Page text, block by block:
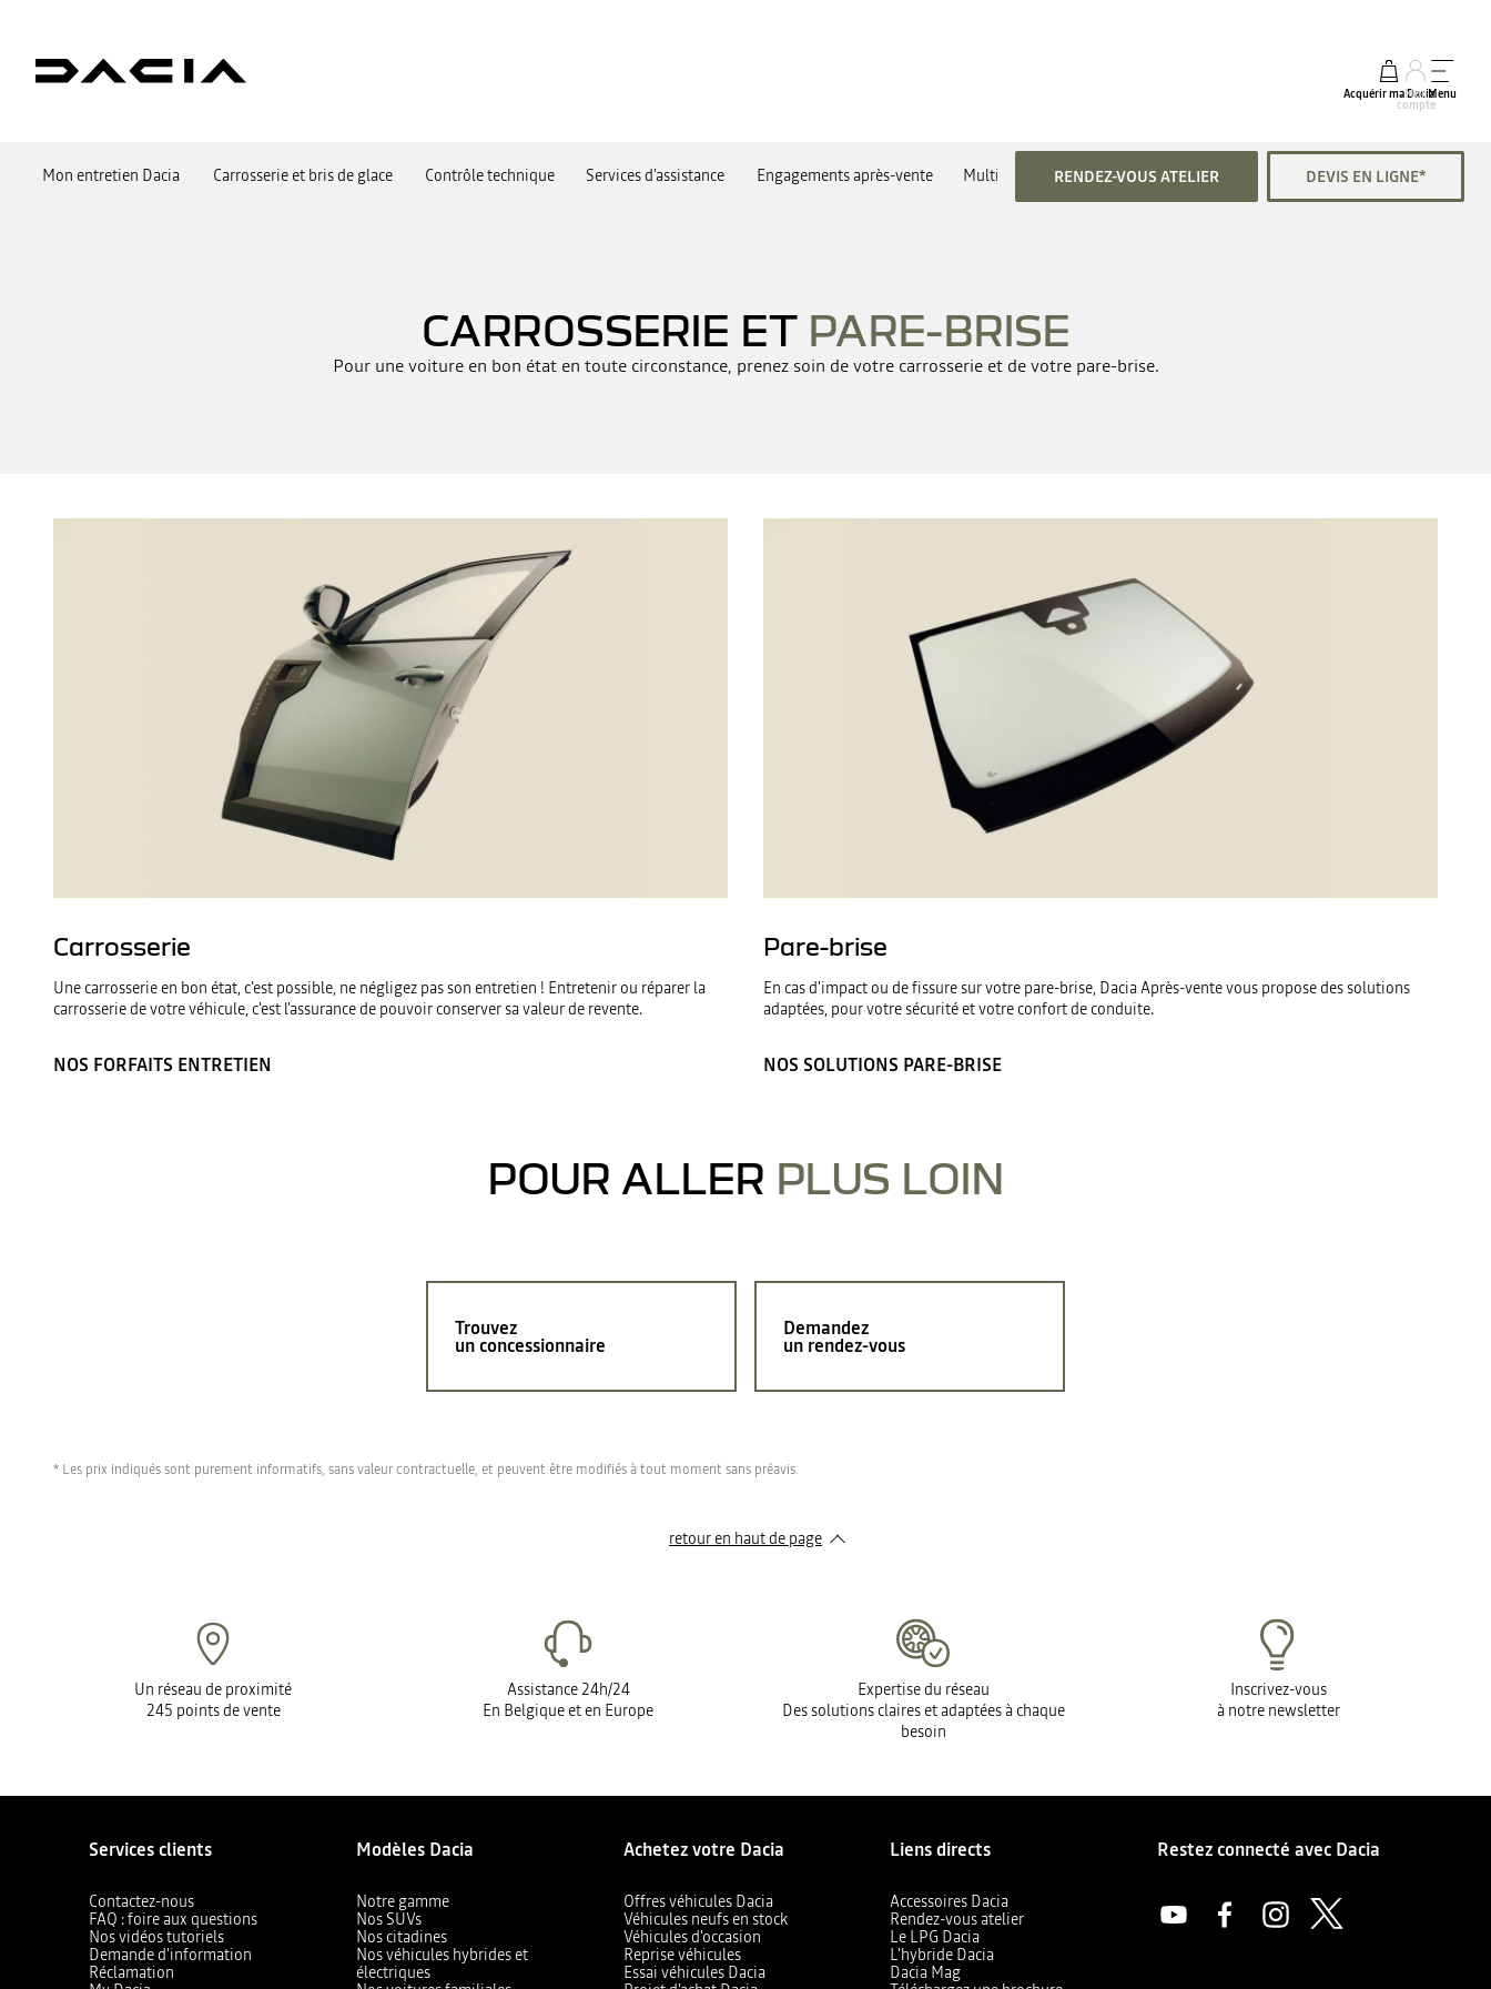
Acquérir ma Dacia
Mon
compte
Menu
Mon entretien Dacia Carrosserie et bris de glace Contrôle technique Services d'assistance Engagements après-vente Multimédia RENDEZ-VOUS ATELIER DEVIS EN LIGNE*
CARROSSERIE ET PARE-BRISE
Pour une voiture en bon état en toute circonstance, prenez soin de votre carrosserie et de votre pare-brise.
Carrosserie
Une carrosserie en bon état, c'est possible, ne négligez pas son entretien ! Entretenir ou réparer la
carrosserie de votre véhicule, c'est l'assurance de pouvoir conserver sa valeur de revente.
NOS FORFAITS ENTRETIEN
Pare-brise
En cas d'impact ou de fissure sur votre pare-brise, Dacia Après-vente vous propose des solutions
adaptées, pour votre sécurité et votre confort de conduite.
NOS SOLUTIONS PARE-BRISE
POUR ALLER PLUS LOIN
Trouvez
un concessionnaire
Demandez
un rendez-vous
* Les prix indiqués sont purement informatifs, sans valeur contractuelle, et peuvent être modifiés à tout moment sans préavis.
retour en haut de page​
Un réseau de proximité
245 points de vente
Assistance 24h/24
En Belgique et en Europe
Expertise du réseau
Des solutions claires et adaptées à chaque
besoin
Inscrivez-vous
à notre newsletter
Services clients
Contactez-nous
FAQ : foire aux questions
Nos vidéos tutoriels
Demande d'information
Réclamation
Modèles Dacia
Notre gamme
Nos SUVs
Nos citadines
Nos véhicules hybrides et
électriques
Achetez votre Dacia
Offres véhicules Dacia
Véhicules neufs en stock
Véhicules d'occasion
Reprise véhicules
Essai véhicules Dacia
Liens directs
Accessoires Dacia
Rendez-vous atelier
Le LPG Dacia
L'hybride Dacia
Dacia Mag
Restez connecté avec Dacia